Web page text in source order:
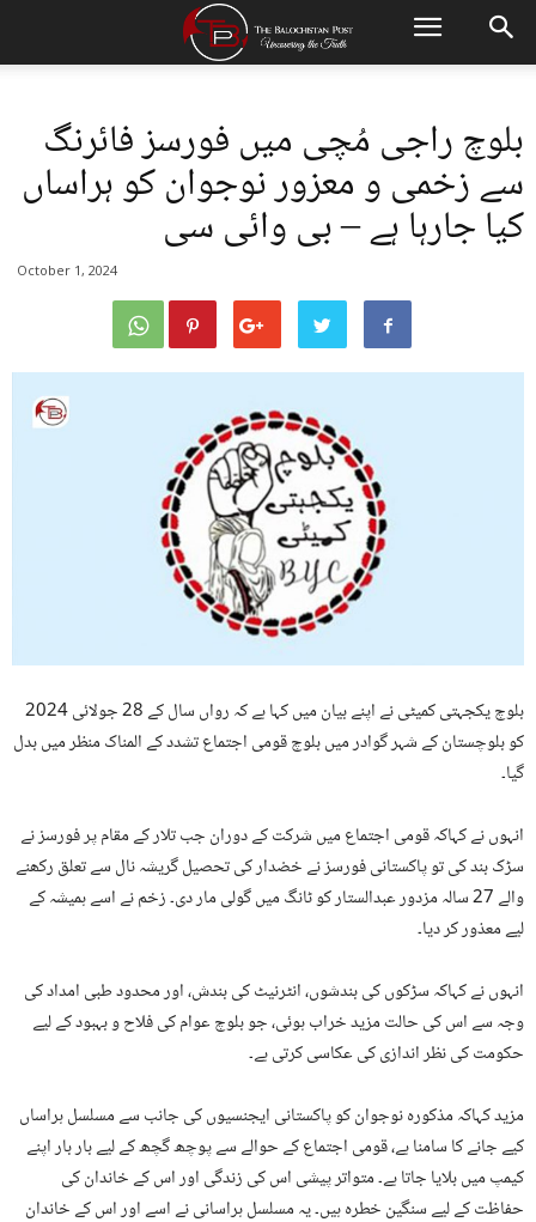
بلوچ راجی مُچی میں فورسز فائرنگ
سے زخمی و معزور نوجوان کو ہراساں
کیا جارہا ہے – بی وائی سی
October 1, 2024
بلوچ یکجہتی کمیٹی نے اپنے بیان میں کہا ہے کہ رواں سال کے 28 جولائی 2024
کو بلوچستان کے شہر گوادر میں بلوچ قومی اجتماع تشدد کے المناک منظر میں بدل
گیا۔
انہوں نے کہاکہ قومی اجتماع میں شرکت کے دوران جب تلار کے مقام پر فورسز نے
سڑک بند کی تو پاکستانی فورسز نے خضدار کی تحصیل گریشہ نال سے تعلق رکھنے
والے 27 سالہ مزدور عبدالستار کو ٹانگ میں گولی مار دی۔ زخم نے اسے ہمیشہ کے
لیے معذور کر دیا۔
انہوں نے کہاکہ سڑکوں کی بندشوں، انٹرنیٹ کی بندش، اور محدود طبی امداد کی
وجہ سے اس کی حالت مزید خراب ہوئی، جو بلوچ عوام کی فلاح و بہبود کے لیے
حکومت کی نظر اندازی کی عکاسی کرتی ہے۔
مزید کہاکہ مذکورہ نوجوان کو پاکستانی ایجنسیوں کی جانب سے مسلسل ہراساں
کیے جانے کا سامنا ہے، قومی اجتماع کے حوالے سے پوچھ گچھ کے لیے بار بار اپنے
کیمپ میں بلایا جاتا ہے۔ متواتر پیشی اس کی زندگی اور اس کے خاندان کی
حفاظت کے لیے سنگین خطرہ ہیں۔ یہ مسلسل ہراسانی نے اسے اور اس کے خاندان